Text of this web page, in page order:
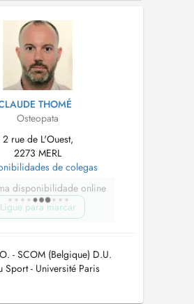
urgente, n'hésitez pas à
...
THOMÉ
Osteopata
2 rue de L'Ouest,
2273 MERL
de colegas
disponibilidade online
Ligue para marcar
- SCOM (Belgique) D.U.
Sport - Université Paris
ASD/SFDN Dry Needling -
Academy Spécialisé dans les